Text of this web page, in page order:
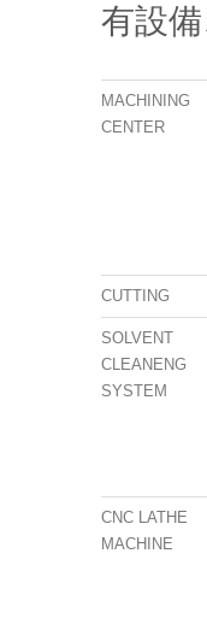
有設
MACHINING
CENTER
CUTTING
SOLVENT
CLEANENG
SYSTEM
CNC LATHE
MACHINE